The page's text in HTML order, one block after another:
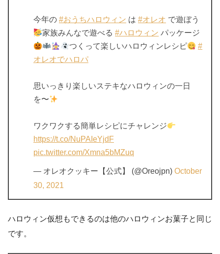
今年の #おうちハロウィン は #オレオ で遊ぼう
家族みんなで遊べる#ハロウィン パッケージ
つくって楽しいハロウィンレシピ
#
オレオでハロパ
思いっきり楽しいステキなハロウィンの一日
を〜
ワクワクする簡単レシピにチャレンジ
https://t.co/NuPAIeYjdF
pic.twitter.com/Xmna5bMZuq
— オレオクッキー【公式】 (@Oreojpn) October
30, 2021
ハロウィン仮想もできるのは他のハロウィンお菓子と同じ
です。